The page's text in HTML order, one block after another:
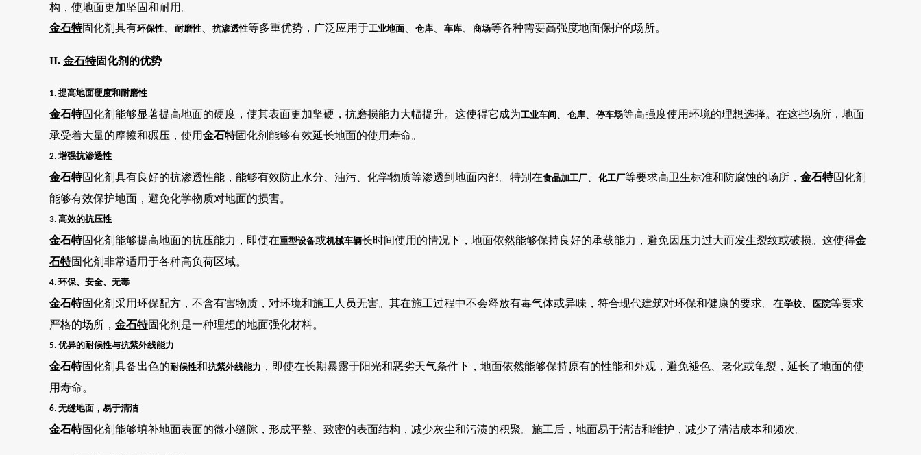
构，使地面更加坚固和耐用。
金石特固化剂具有环保性 耐磨性 抗渗透性等多重优势，广泛应用于工业地面 仓库 车库 商场等各种需要高强度地面保护的场所。
II. 金石特固化剂的优势
1. 提高地面硬度和耐磨性
金石特固化剂能够显著提高地面的硬度，使其表面更加坚硬，抗磨损能力大幅提升。这使得它成为工业车间 仓库 停车场等高强度使用环境的理想选择。在这些场所，地面
承受着大量的摩擦和碾压，使用金石特固化剂能够有效延长地面的使用寿命。
2. 增强抗渗透性
金石特固化剂具有良好的抗渗透性能，能够有效防止水分、油污、化学物质等渗透到地面内部。特别在食品加工厂 化工厂等要求高卫生标准和防腐蚀的场所， 金石特固化剂
能够有效保护地面，避免化学物质对地面的损害。
3. 高效的抗压性
金石特固化剂能够提高地面的抗压能力，即使在重型设备或机械车辆长时间使用的情况下，地面依然能够保持良好的承载能力，避免因压力过大而发生裂纹或破损。这使得金
石特固化剂非常适用于各种高负荷区域。
4. 环保、安全、无毒
金石特固化剂采用环保配方，不含有害物质，对环境和施工人员无害。其在施工过程中不会释放有毒气体或异味，符合现代建筑对环保和健康的要求。在学校 医院等要求
严格的场所， 金石特固化剂是一种理想的地面强化材料。
5. 优异的耐候性与抗紫外线能力
金石特固化剂具备出色的耐候性和抗紫外线能力 ，即使在长期暴露于阳光和恶劣天气条件下，地面依然能够保持原有的性能和外观，避免褪色、老化或龟裂，延长了地面的使
用寿命。
6. 无缝地面，易于清洁
金石特固化剂能够填补地面表面的微小缝隙，形成平整、致密的表面结构，减少灰尘和污渍的积聚。施工后，地面易于清洁和维护，减少了清洁成本和频次。